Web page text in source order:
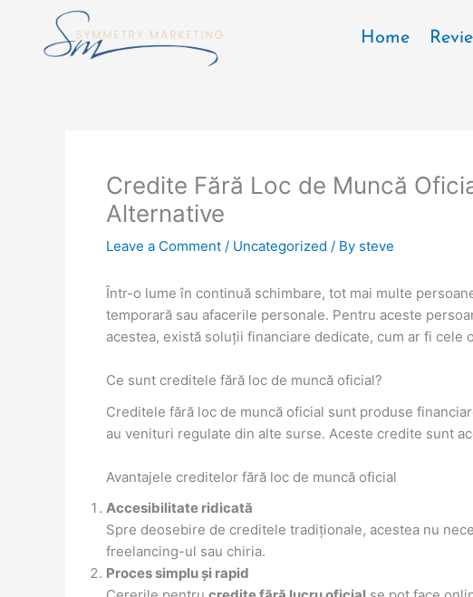
content
Home
Credite Fără Loc de Muncă
Alternative
Leave a Comment / Uncategorized / By steve
Într-o lume în continuă schimbare, tot mai multe
temporară sau afacerile personale. Pentru aceste
acestea, există soluții financiare dedicate, cum ar fi cele
Ce sunt creditele fără loc de muncă oficial?
Creditele fără loc de muncă oficial sunt produse
au venituri regulate din alte surse. Aceste credite sunt
Avantajele creditelor fără loc de muncă oficial
Accesibilitate ridicată
Spre deosebire de creditele tradiționale, acestea nu
freelancing-ul sau chiria.
Proces simplu și rapid